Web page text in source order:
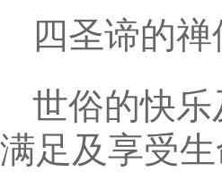
四圣谛的禅
世俗的快
满足及享受